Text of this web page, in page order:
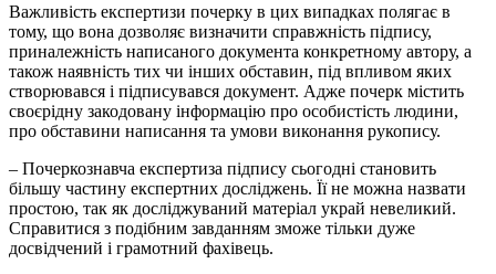
Важливість експертизи почерку в цих випадках полягає в
тому, що вона дозволяє визначити справжність підпису,
приналежність написаного документа конкретному автору, а
також наявність тих чи інших обставин, під впливом яких
створювався і підписувався документ. Адже почерк містить
своєрідну закодовану інформацію про особистість людини,
про обставини написання та умови виконання рукопису.
– Почеркознавча експертиза підпису сьогодні становить
більшу частину експертних досліджень. Її не можна назвати
простою, так як досліджуваний матеріал украй невеликий.
Справитися з подібним завданням зможе тільки дуже
досвідчений і грамотний фахівець.